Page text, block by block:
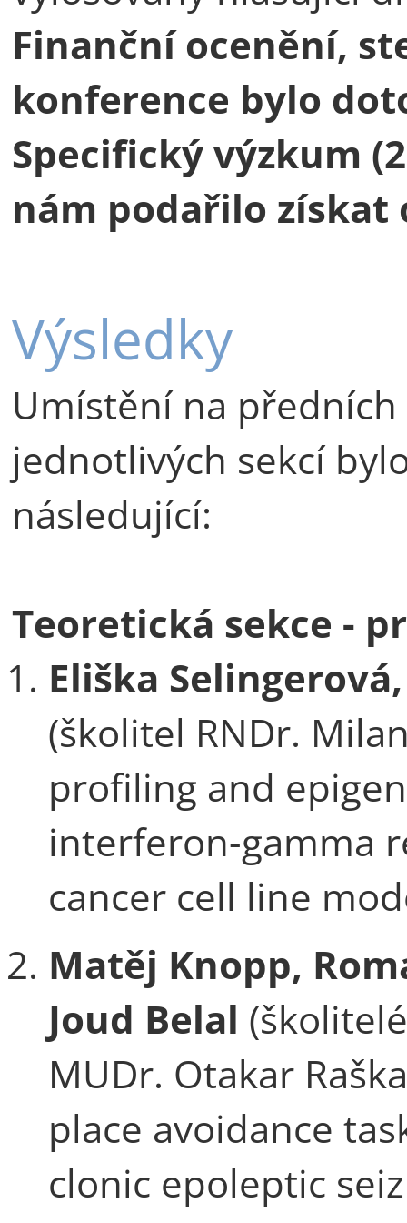
Finanční ocenění,
konference bylo
Specifický výzkum
nám podařilo získat
Výsledky
Umístění na
jednotlivých sekcí
následující:
Teoretická sekce -
Eliška
(školitel RNDr.
profiling and
interferon-gamma
cancer cell line
Matěj Knopp,
Joud Belal
MUDr. Otakar
place avoidance
clonic epoleptic